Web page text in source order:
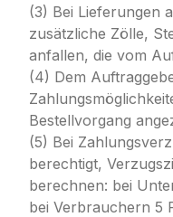
(3) Bei Lieferungen
zusätzliche Zölle,
anfallen, die vom
(4) Dem
Bestellvorgang
(5) Bei
berechtigt,
berechnen: bei
bei Verbrauchern 5